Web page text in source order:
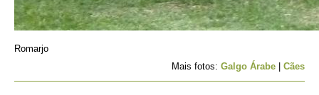
Romarjo
Mais fotos: Galgo Árabe Cães